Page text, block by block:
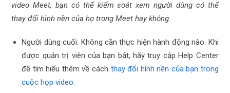
video Meet, bạn có thể kiểm soát xem người dùng có thể
thay đổi hình nền của họ trong Meet hay không.
Người dùng cuối: Không cần thực hiện hành động nào. Khi
được quản trị viên của bạn bật, hãy truy cập Help Center
để tìm hiểu thêm về cách thay đổi hình nền của bạn trong
cuộc họp video.